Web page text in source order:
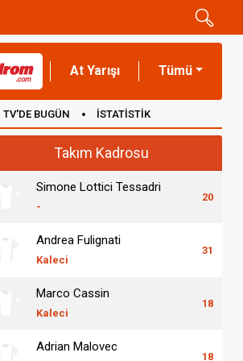
At Yarışı Tümü
TV'DE BUGÜN İSTATİSTİK
Takım Kadrosu
Simone Lottici Tessadri
-
20
Andrea Fulignati
Kaleci
31
Marco Cassin
Kaleci
18
Adrian Malovec
18